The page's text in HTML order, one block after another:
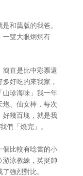
和藹版的我爸。
一雙大眼炯炯有
簡直是比中彩票還
好吃的來我家，
山珍海味」我一年
、仙女棒，每次
好幾百塊，就是我
們「燒完」。
個比較有唸書的小
泳教練，英挺帥
強烈對比。